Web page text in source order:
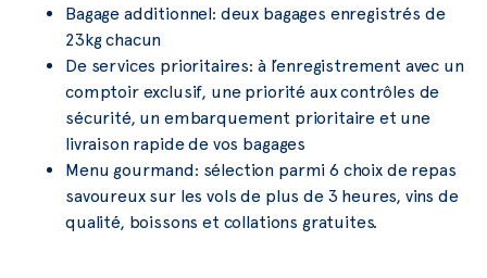
Bagage additionnel: deux bagages enregistrés de
23kg chacun
De services prioritaires: à l’enregistrement avec un
comptoir exclusif, une priorité aux contrôles de
sécurité, un embarquement prioritaire et une
livraison rapide de vos bagages
Menu gourmand: sélection parmi 6 choix de repas
savoureux sur les vols de plus de 3 heures, vins de
qualité, boissons et collations gratuites.